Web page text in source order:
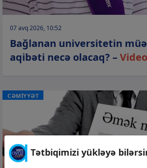
07 avq 2026, 10:52
Bağlanan universitetin
aqibəti necə olacaq? –Video
CƏMİYYƏT
Tətbiqimizi yükləyə